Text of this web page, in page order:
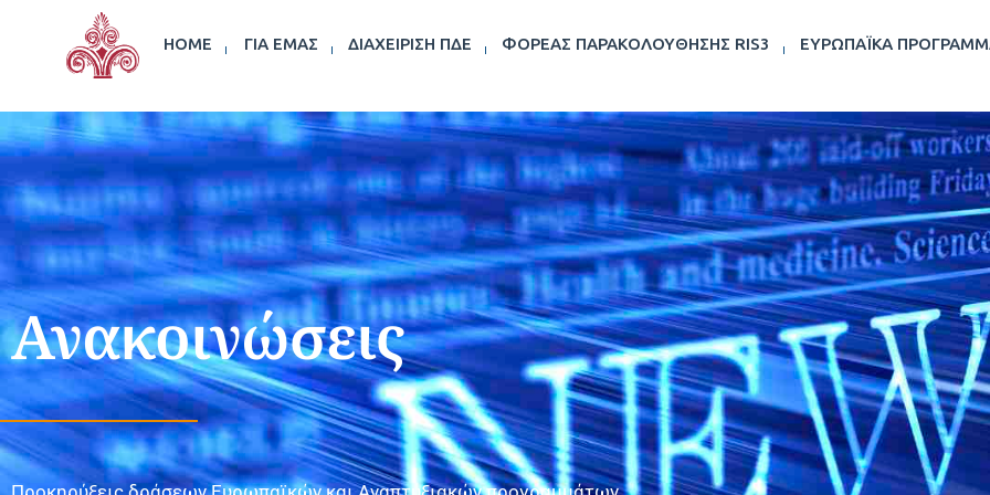
HOME ΓΙΑ ΕΜΆΣ ΔΙΑΧΕΊΡΙΣΗ ΠΔΕ ΦΟΡΈΑΣ ΠΑΡΑΚΟΛΟΎΘΗΣΗΣ RIS3 ΕΥΡΩΠΑΪΚΆ
Ανακοινώσεις